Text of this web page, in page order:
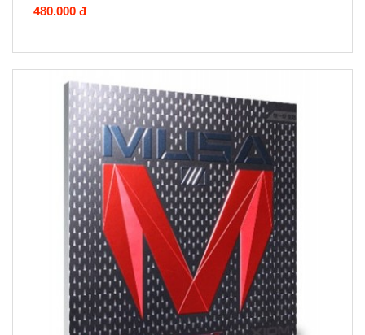
480.000 đ